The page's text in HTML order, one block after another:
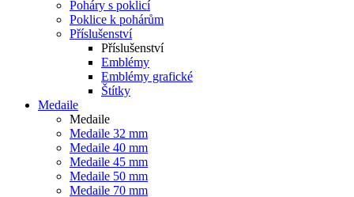
Poháry s poklicí
Poklice k pohárům
Příslušenství
Příslušenství
Emblémy
Emblémy grafické
Štítky
Medaile
Medaile
Medaile 32 mm
Medaile 40 mm
Medaile 45 mm
Medaile 50 mm
Medaile 70 mm